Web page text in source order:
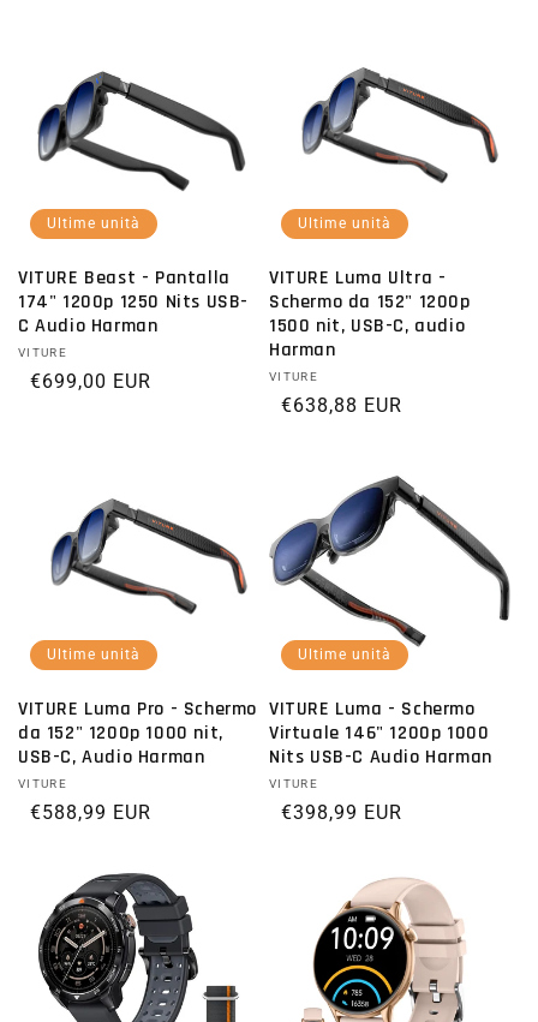
Ultime unità
VITURE Beast - Pantalla
174" 1200p 1250 Nits USB-
C Audio Harman
Fornitore:
VITURE
Prezzo di listino
€699,00 EUR
Ultime unità
VITURE Luma Ultra -
Schermo da 152" 1200p
1500 nit, USB-C, audio
Harman
Fornitore:
VITURE
Prezzo di listino
€638,88 EUR
Ultime unità
VITURE Luma Pro - Schermo
da 152" 1200p 1000 nit,
USB-C, Audio Harman
Fornitore:
VITURE
Prezzo di listino
€588,99 EUR
Ultime unità
VITURE Luma - Schermo
Virtuale 146" 1200p 1000
Nits USB-C Audio Harman
Fornitore:
VITURE
Prezzo di listino
€398,99 EUR